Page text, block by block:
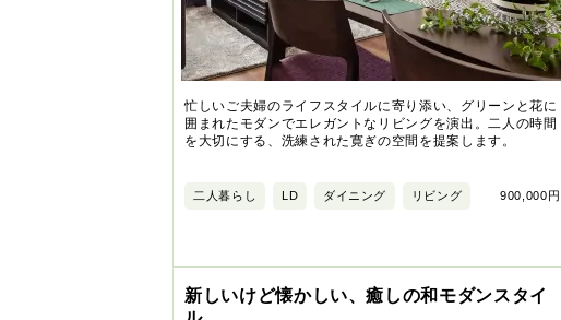
忙しいご夫婦のライフスタイルに寄り添い、グリーンと花に
囲まれたモダンでエレガントなリビングを演出。二人の時間
を大切にする、洗練された寛ぎの空間を提案します。
900,000円
二人暮らし LD ダイニング リビング
新しいけど懐かしい、癒しの和モダンスタイ